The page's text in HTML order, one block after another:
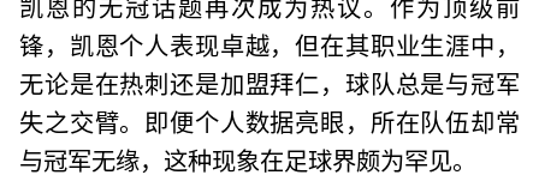
锋，凯恩个人表现卓越，但在其职业生涯中，
无论是在热刺还是加盟拜仁，球队总是与冠军
失之交臂。即便个人数据亮眼，所在队伍却常
与冠军无缘，这种现象在足球界颇为罕见。